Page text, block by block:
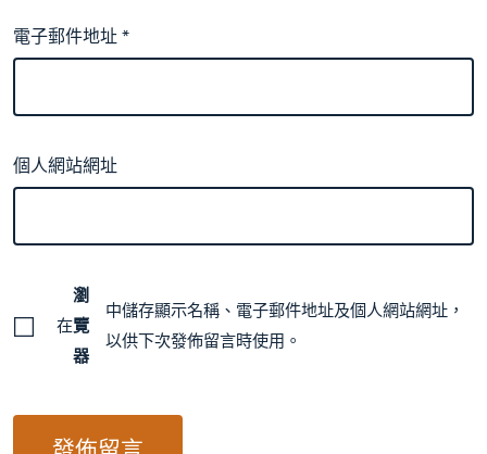
電子郵件地址*
個人網站網址
在
瀏
覽
器
中儲存顯示名稱、電子郵件地址及個人網站網址，
以供下次發佈留言時使用。